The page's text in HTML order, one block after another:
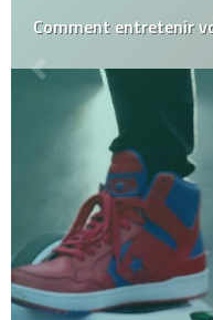
Comment entretenir